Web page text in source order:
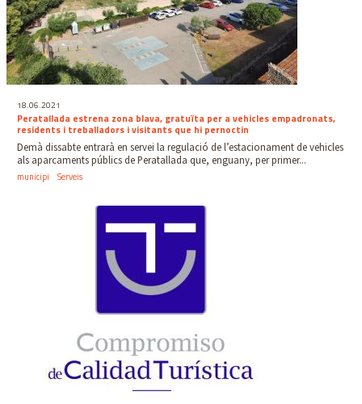
18.06.2021
Peratallada estrena zona blava, gratuïta per a vehicles empadronats,
residents i treballadors i visitants que hi pernoctin
Demà dissabte entrarà en servei la regulació de l’estacionament de vehicles
als aparcaments públics de Peratallada que, enguany, per primer...
municipi
Serveis